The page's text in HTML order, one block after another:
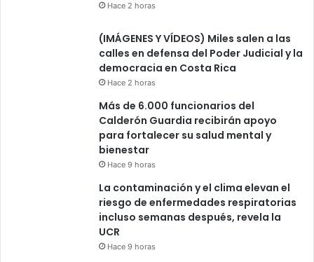
Hace 2 horas
(IMÁGENES Y VÍDEOS) Miles salen a las
calles en defensa del Poder Judicial y la
democracia en Costa Rica
Hace 2 horas
Más de 6.000 funcionarios del
Calderón Guardia recibirán apoyo
para fortalecer su salud mental y
bienestar
Hace 9 horas
La contaminación y el clima elevan el
riesgo de enfermedades respiratorias
incluso semanas después, revela la
UCR
Hace 9 horas